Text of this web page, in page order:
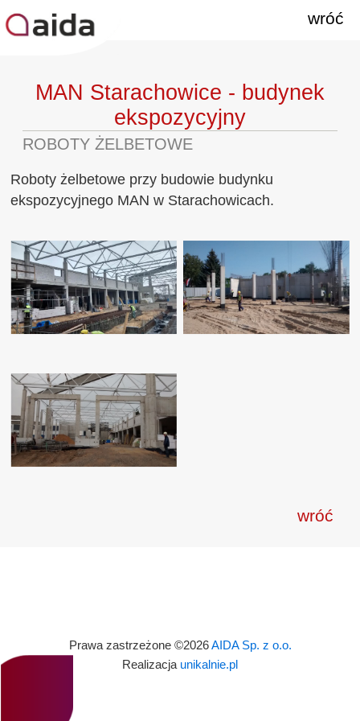
wróć
MAN Starachowice - budynek
ekspozycyjny
ROBOTY ŻELBETOWE
Roboty żelbetowe przy budowie budynku
ekspozycyjnego MAN w Starachowicach.
wróć
Prawa zastrzeżone ©2026AIDA Sp. z o.o.
Realizacja unikalnie.pl